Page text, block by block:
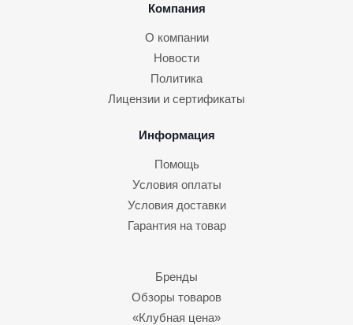
Компания
О компании
Новости
Политика
Лицензии и сертификаты
Информация
Помощь
Условия оплаты
Условия доставки
Гарантия на товар
Бренды
Обзоры товаров
«Клубная цена»